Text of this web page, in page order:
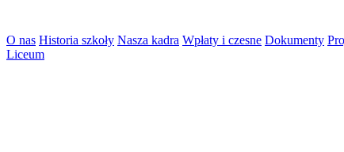
O nas Historia szkoły Nasza kadra Wpłaty i czesne Dokumenty
Liceum